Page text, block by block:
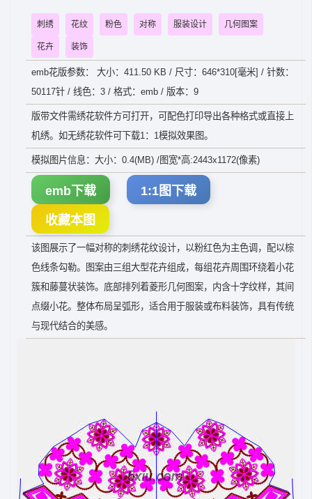
刺绣 花纹 粉色 对称 服装设计 几何图案
花卉 装饰
emb花版参数： 大小：411.50 KB / 尺寸：646*310[毫米] / 针数：
50117针 / 线色：3 / 格式：emb / 版本：9
版带文件需绣花软件方可打开，可配色打印导出各种格式或直接上
机绣。如无绣花软件可下载1：1模拟效果图。
模拟图片信息：大小：0.4(MB) /图宽*高:2443x1172(像素)
emb下载 1:1图下载
收藏本图
该图展示了一幅对称的刺绣花纹设计，以粉红色为主色调，配以棕
色线条勾勒。图案由三组大型花卉组成，每组花卉周围环绕着小花
簇和藤蔓状装饰。底部排列着菱形几何图案，内含十字纹样，其间
点缀小花。整体布局呈弧形，适合用于服装或布料装饰，具有传统
与现代结合的美感。